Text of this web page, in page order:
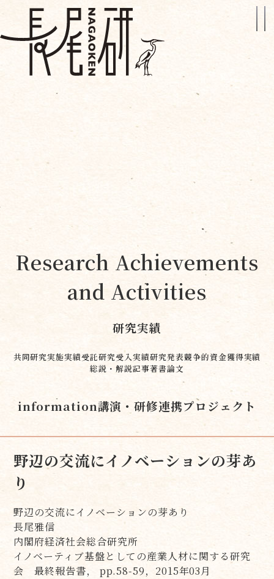
Research Achievements
and Activities
研究実績
共同研究実施実績受託研究受入実績研究発表競争的資金獲得実績
総説・解説記事著書論文
information講演・研修連携プロジェクト
野辺の交流にイノベーションの芽あ
り
野辺の交流にイノベーションの芽あり
長尾雅信
内閣府経済社会総合研究所
イノベーティブ基盤としての産業人材に関する研究
会 最終報告書， pp.58-59，2015年03月